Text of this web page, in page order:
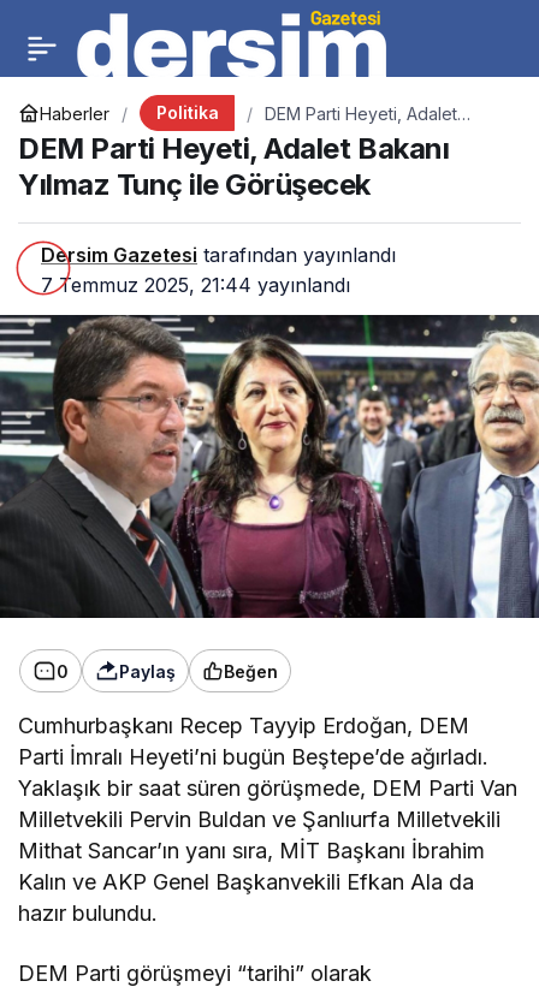
Haberler Politika
DEM Parti Heyeti, Adalet
Bakanı Yılmaz Tunç ile
Görüşecek
DEM Parti Heyeti, Adalet Bakanı
Yılmaz Tunç ile Görüşecek
Dersim Gazetesi tarafından yayınlandı
7 Temmuz 2025, 21:44 yayınlandı
0 Paylaş Beğen
Cumhurbaşkanı Recep Tayyip Erdoğan, DEM
Parti İmralı Heyeti’ni bugün Beştepe’de ağırladı.
Yaklaşık bir saat süren görüşmede, DEM Parti Van
Milletvekili Pervin Buldan ve Şanlıurfa Milletvekili
Mithat Sancar’ın yanı sıra, MİT Başkanı İbrahim
Kalın ve AKP Genel Başkanvekili Efkan Ala da
hazır bulundu.
DEM Parti görüşmeyi “tarihi” olarak